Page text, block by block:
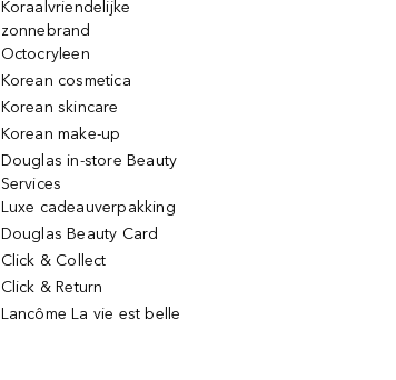
Koraalvriendelijke
zonnebrand
Octocryleen
Korean cosmetica
Korean skincare
Korean make-up
Douglas in-store Beauty
Services
Luxe cadeauverpakking
Douglas Beauty Card
Click & Collect
Click & Return
Lancôme La vie est belle